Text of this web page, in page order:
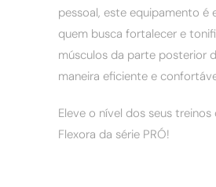
pessoal, este equipamento é
quem busca fortalecer e
músculos da parte posterior
maneira eficiente e
Eleve o nível dos seus treinos
Flexora da série PRÓ!